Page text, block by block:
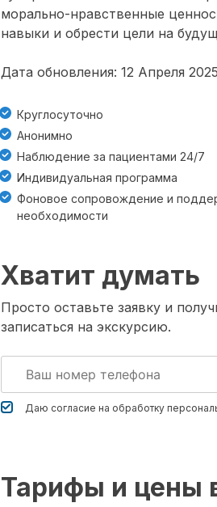
морально-нравственные
навыки и обрести цели на
Дата обновления: 12 Апреля 2025
Круглосуточно
Анонимно
Наблюдение за пациентами 24/7
Индивидуальная программа
Фоновое сопровождение и
необходимости
Хватит думать
Просто оставьте заявку и
записаться на экскурсию.
Даю согласие на обработку
Тарифы и цены